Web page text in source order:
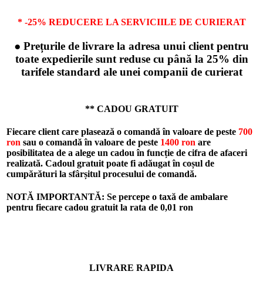
* -25% REDUCERE LA SERVICIILE DE CURIERAT
● Prețurile de livrare la adresa unui client pentru
toate expedierile sunt reduse cu până la 25% din
tarifele standard ale unei companii de curierat
** CADOU GRATUIT
Fiecare client care plasează o comandă în valoare de peste 700
ron sau o comandă în valoare de peste 1400 ron are
posibilitatea de a alege un cadou în funcție de cifra de afaceri
realizată. Cadoul gratuit poate fi adăugat în coșul de
cumpărături la sfârșitul procesului de comandă.
NOTĂ IMPORTANTĂ: Se percepe o taxă de ambalare
pentru fiecare cadou gratuit la rata de 0,01 ron
LIVRARE RAPIDA